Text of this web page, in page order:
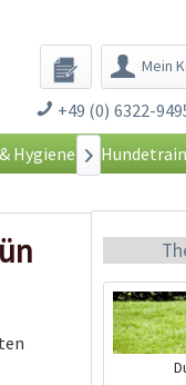
Mein
+49 (0) 6322-
Hygiene 